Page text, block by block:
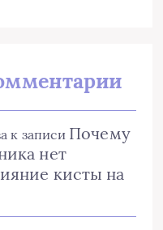
к записи Почему
нет
кисты на